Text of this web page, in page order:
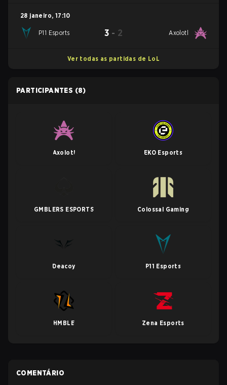
28 janeiro, 17:10
P11 Esports 3 - 2 Axolotl
Ver todas as partidas de LoL
PARTICIPANTES (8)
Axolotl EKO Esports
GMBLERS ESPORTS Colossal Gaming
Deacoy P11 Esports
HMBLE Zena Esports
COMENTÁRIO